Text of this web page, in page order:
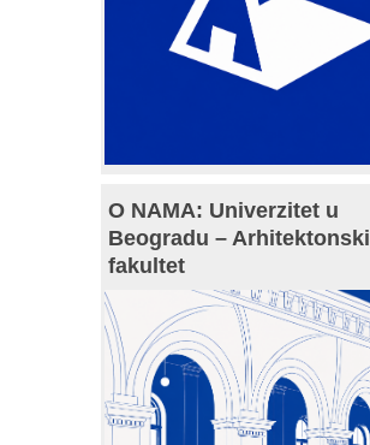
O NAMA: Univerzitet u
Beogradu – Arhitektonski
fakultet